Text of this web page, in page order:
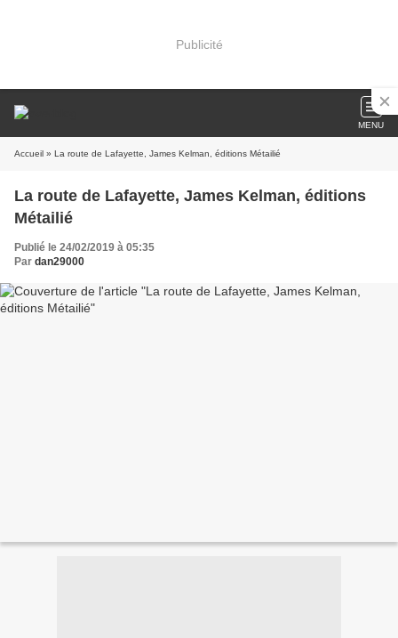
Publicité
MENU
Accueil » La route de Lafayette, James Kelman, éditions Métailié
La route de Lafayette, James Kelman, éditions
Métailié
Publié le 24/02/2019 à 05:35
Par dan29000